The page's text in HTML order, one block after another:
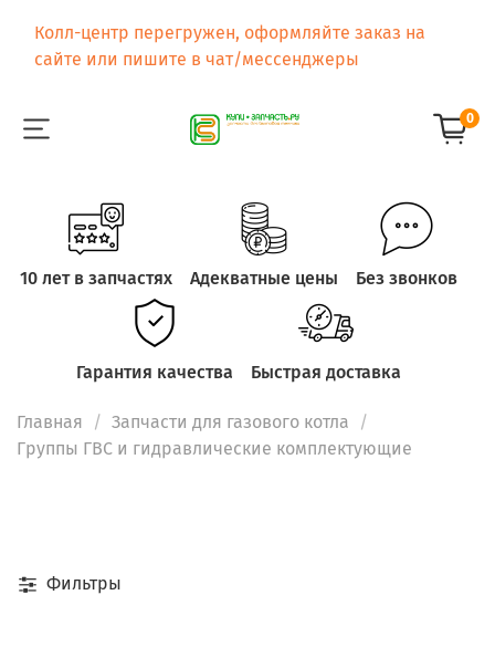
Колл-центр перегружен, оформляйте заказ на
сайте или пишите в чат/мессенджеры
0
10 лет в запчастях Адекватные цены Без звонков
Гарантия качества Быстрая доставка
Главная
Запчасти для газового котла
Группы ГВС и гидравлические комплектующие
Фильтры